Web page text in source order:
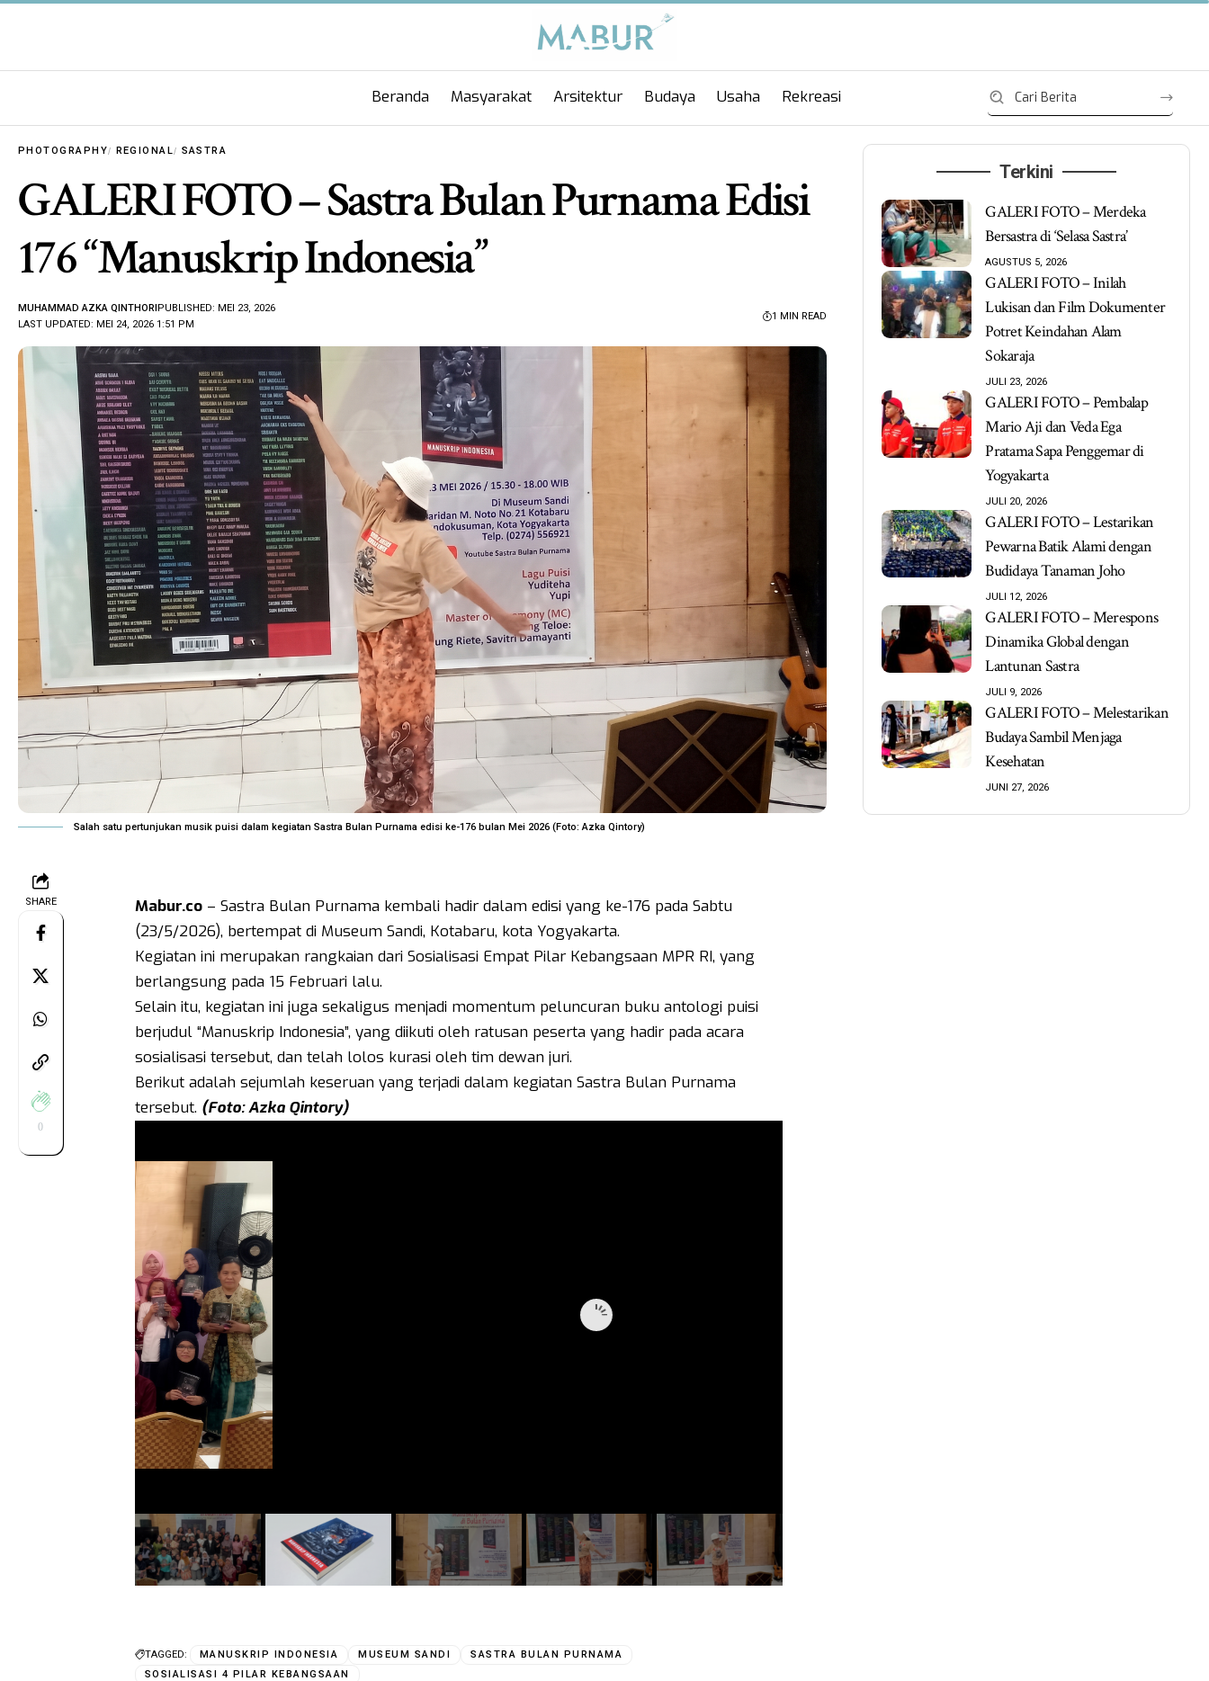
Beranda Masyarakat Arsitektur Budaya Usaha Rekreasi
PHOTOGRAPHY REGIONAL SASTRA
GALERI FOTO – Sastra Bulan Purnama Edisi
176 “Manuskrip Indonesia”
LAST UPDATED: MEI 24, 2026 1:51 PM
MUHAMMAD AZKA QINTHORIPUBLISHED: MEI 23, 2026
1 MIN READ
Salah satu pertunjukan musik puisi dalam kegiatan Sastra Bulan Purnama edisi ke-176 bulan Mei 2026 (Foto: Azka Qintory)
SHARE
0
Mabur.co– Sastra Bulan Purnama kembali hadir dalam edisi yang ke-176 pada Sabtu
(23/5/2026), bertempat di Museum Sandi, Kotabaru, kota Yogyakarta.
Kegiatan ini merupakan rangkaian dari Sosialisasi Empat Pilar Kebangsaan MPR RI, yang
berlangsung pada 15 Februari lalu.
Selain itu, kegiatan ini juga sekaligus menjadi momentum peluncuran buku antologi puisi
berjudul “Manuskrip Indonesia”, yang diikuti oleh ratusan peserta yang hadir pada acara
sosialisasi tersebut, dan telah lolos kurasi oleh tim dewan juri.
Berikut adalah sejumlah keseruan yang terjadi dalam kegiatan Sastra Bulan Purnama
tersebut. (Foto: Azka Qintory)
TAGGED: MANUSKRIP INDONESIA MUSEUM SANDI
SASTRA BULAN PURNAMA
SOSIALISASI 4 PILAR KEBANGSAAN
Terkini
GALERI FOTO – Merdeka
Bersastra di ‘Selasa Sastra’
AGUSTUS 5, 2026
GALERI FOTO – Inilah
Lukisan dan Film Dokumenter
Potret Keindahan Alam
Sokaraja
JULI 23, 2026
GALERI FOTO – Pembalap
Mario Aji dan Veda Ega
Pratama Sapa Penggemar di
Yogyakarta
JULI 20, 2026
GALERI FOTO – Lestarikan
Pewarna Batik Alami dengan
Budidaya Tanaman Joho
JULI 12, 2026
GALERI FOTO – Merespons
Dinamika Global dengan
Lantunan Sastra
JULI 9, 2026
GALERI FOTO – Melestarikan
Budaya Sambil Menjaga
Kesehatan
JUNI 27, 2026